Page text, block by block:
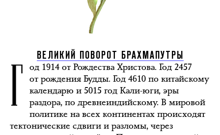
ВЕЛИКИЙ ПОВОРОТ БРАХМАПУТРЫ
Г од 1914 от Рождества Христова. Год 2457
от рождения Будды. Год 4610 по китайскому
календарю и 5015 год Кали-юги, эры
раздора, по древнеиндийскому. В мировой
политике на всех континентах происходят
тектонические сдвиги и разломы, через